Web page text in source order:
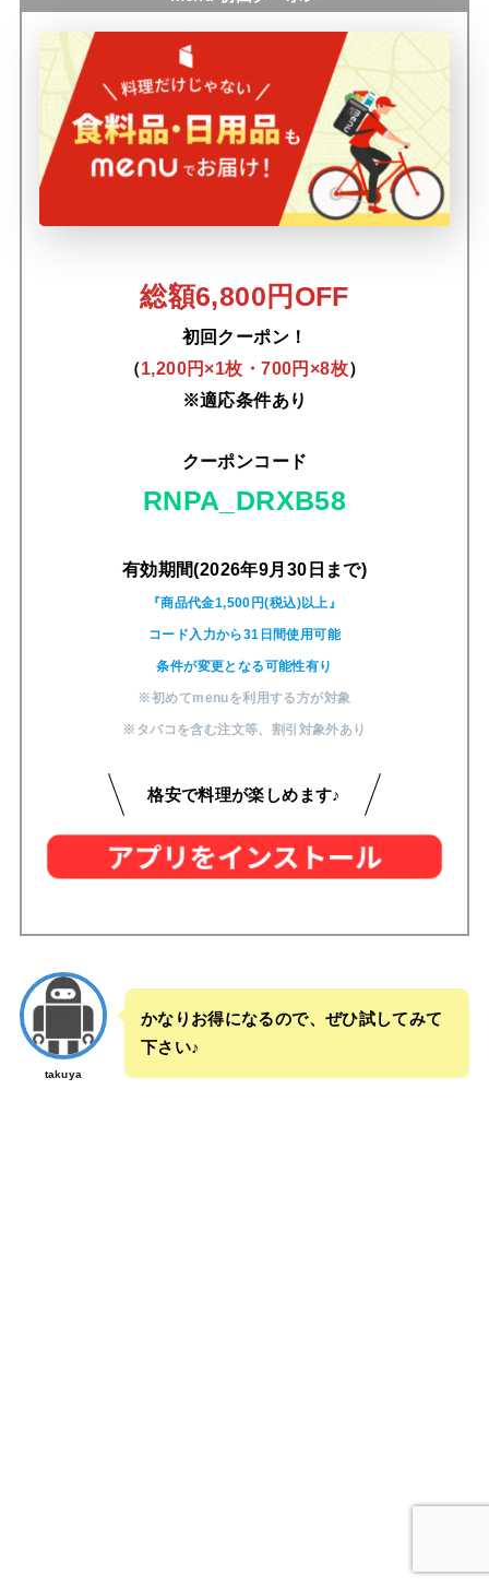
総額6,800円OFF
初回クーポン！
（1,200円×1枚・700円×8枚）
※適応条件あり
クーポンコード
RNPA_DRXB58
有効期間(2026年9月30日まで)
『商品代金1,500円(税込)以上』
コード入力から31日間使用可能
条件が変更となる可能性有り
※初めてmenuを利用する方が対象
※タバコを含む注文等 割引対象外あり
格安で料理が楽しめます♪
takuya
かなりお得になるので、ぜひ試してみて
下さい♪